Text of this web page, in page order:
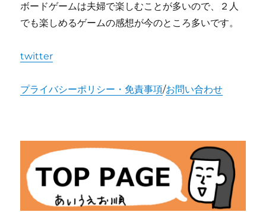
ボードゲームは夫婦で楽しむことが多いので、２人
でも楽しめるゲームの感想が今のところ多いです。
twitter
プライバシーポリシー・免責事項/お問い合わせ